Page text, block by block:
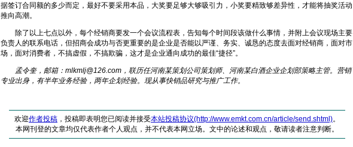
据签订合同额的多少而定，最好不要采用本品，大奖要足够大够吸引力，小奖要精致够差异性，才能将抽奖活动
推向高潮。
除了以上七点以外，每个经销商要发一个会议流程表，告知每个时间段该做什么事情，并附上会议现场主要
负责人的联系电话，但招商会成功与否更重要的是企业是否能以严谨、务实、诚恳的态度去面对经销商，面对市
场，面对消费者，不搞虚假，不搞欺骗，这才是企业通向成功的最佳“捷径”。
孟令奎，邮箱：mlkmlj@126.com，联历任河南某策划公司策划师、河南某白酒企业企划部策略主管。营销
专业出身，有半年业务经验，两年企划经验。现从事快销品研究与推广工作。
欢迎作者投稿 ，投稿即表明您已阅读并接受本站投稿协议(http://www.emkt.com.cn/article/send.shtml)。
本网刊登的文章均仅代表作者个人观点，并不代表本网立场。文中的论述和观点，敬请读者注意判断。